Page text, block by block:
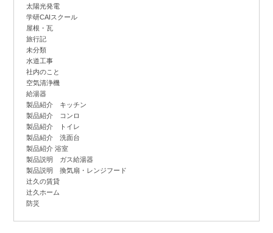
太陽光発電
学研CAIスクール
屋根・瓦
旅行記
未分類
水道工事
社内のこと
空気清浄機
給湯器
製品紹介 キッチン
製品紹介 コンロ
製品紹介 トイレ
製品紹介 洗面台
製品紹介 浴室
製品説明 ガス給湯器
製品説明 換気扇・レンジフード
辻久の賃貸
辻久ホーム
防災